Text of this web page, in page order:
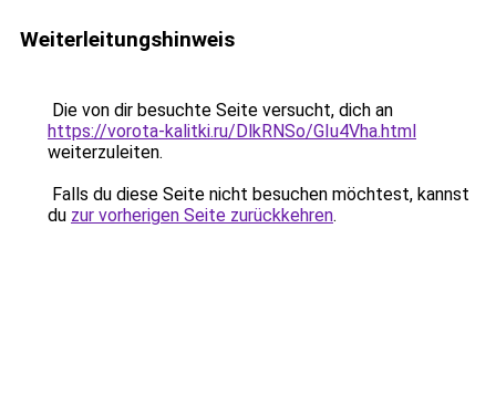
Weiterleitungshinweis
Die von dir besuchte Seite versucht, dich an
https://vorota-kalitki.ru/DlkRNSo/GIu4Vha.html
weiterzuleiten.
Falls du diese Seite nicht besuchen möchtest, kannst
du zur vorherigen Seite zurückkehren.